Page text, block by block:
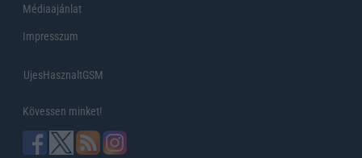
Médiaajánlat
Impresszum
UjesHasznaltGSM
Kövessen minket!